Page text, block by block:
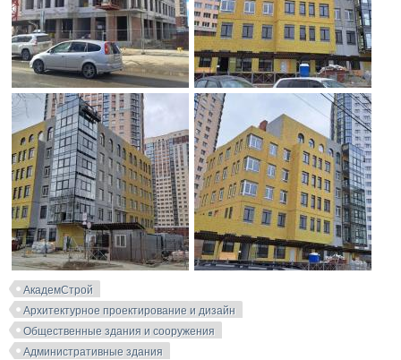
АкадемСтрой
Архитектурное проектирование и дизайн
Общественные здания и сооружения
Административные здания